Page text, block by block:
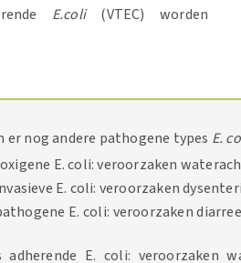
E.coli(VTEC) worden
er nog andere pathogene types E.
E. coli: veroorzaken
E. coli: veroorzaken
E. coli: veroorzaken
adherende E. coli: veroorzaken